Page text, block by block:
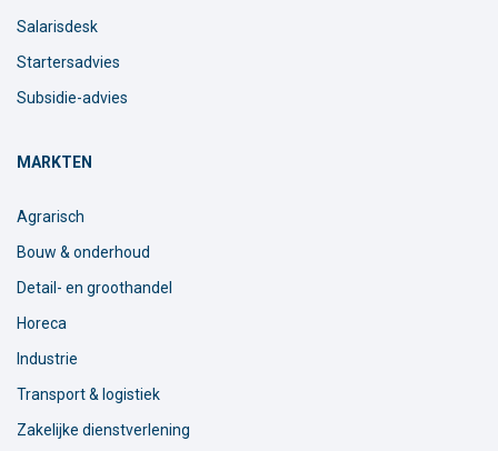
Salarisdesk
Startersadvies
Subsidie-advies
MARKTEN
Agrarisch
Bouw & onderhoud
Detail- en groothandel
Horeca
Industrie
Transport & logistiek
Zakelijke dienstverlening